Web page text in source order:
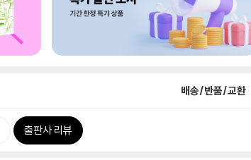
배송/반품/교환
출판사 리뷰